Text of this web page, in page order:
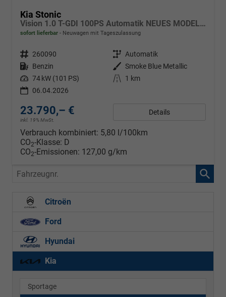
Kia Stonic
Vision 1.0 T-GDI 100PS Automatik NEUES MODELL Sitzheizung Lenkradheizung PDC v+h Rückf.Kamera Klima Bluetooth Touchscreen Apple CarPlay Android Auto Tempomat 16"LM
sofort lieferbar Neuwagen mit Tageszulassung
Fahrzeugnr. 260090 Getriebe Automatik
Kraftstoff Benzin Außenfarbe Smoke Blue Metallic
Leistung 74 kW (101 PS) Kilometerstand
1 km
06.04.2026
23.790,– €
inkl. 19% MwSt.
Details
Verbrauch kombiniert: 5,80 l/100km
CO2-Klasse: D
CO2-Emissionen: 127,00 g/km
Fahrzeugnr.
Citroën
Ford
Hyundai
Kia
Sportage